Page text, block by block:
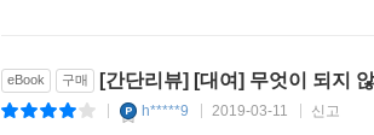
eBook 구매 [간단리뷰] [대여] 무엇이 되지
h*****9 2019-03-11 신고